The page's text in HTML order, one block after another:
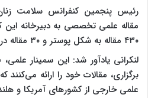
مقاله علمی تخصصی به دبیرخانه
۴۳۰ مقاله به شکل پوستر و ۳۰ مقاله در قالب سخنرانی ارائه می‌شود.
برگزاری، مقالات خود را ارائه
علمی خارجی از کشورهای آمریکا و